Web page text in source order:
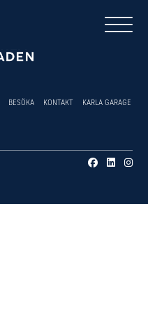
BESÖKA KONTAKT KARLA GARAGE